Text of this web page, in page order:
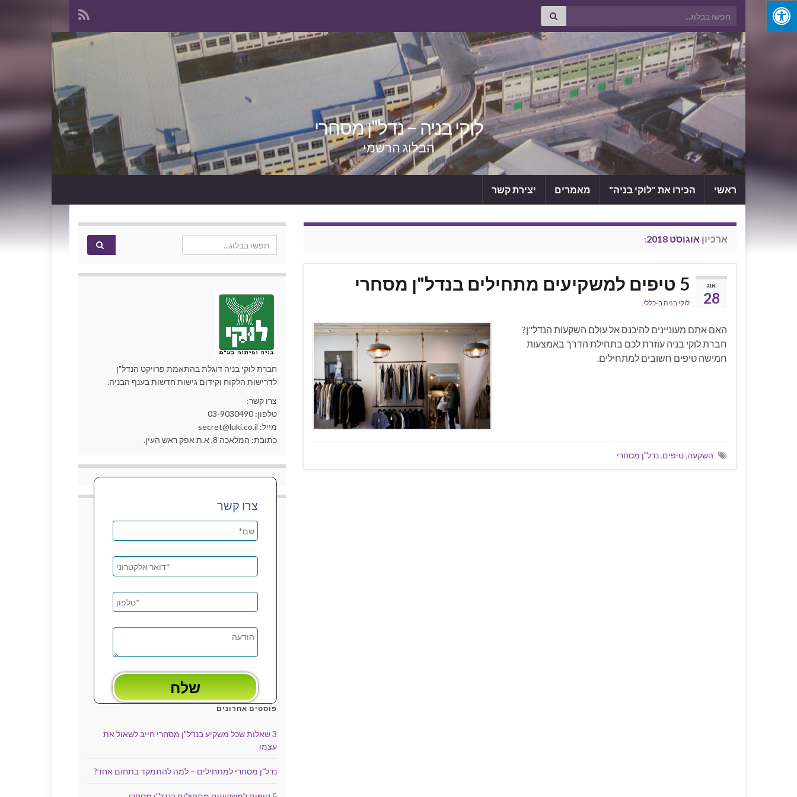
Search for:
לוקי בניה – נדל"ן מסחרי
הבלוג הרשמי
ראשי הכירו את "לוקי בניה" מאמרים יצירת קשר
ארכיון אוגוסט 2018 :
אוג
28
5 טיפים למשקיעים מתחילים בנדל"ן מסחרי
לוקי בניה ב-כללי.
האם אתם מעוניינים להיכנס אל עולם השקעות הנדל"ן?
חברת לוקי בניה עוזרת לכם בתחילת הדרך באמצעות
חמישה טיפים חשובים למתחילים.
השקעה,טיפים,נדל"ן מסחרי
Search for:
חברת לוקי בניה דוגלת בהתאמת פרויקט הנדל"ן
לדרישות הלקוח וקידום גישות חדשות בענף הבניה.
צרו קשר:
טלפון: 03-9030490
מייל: secret@luki.co.il
כתובת: המלאכה 8, א.ת אפק ראש העין.
צרו קשר
פוסטים אחרונים
3 שאלות שכל משקיע בנדל"ן מסחרי חייב לשאול את
עצמו
נדל"ן מסחרי למתחילים – למה להתמקד בתחום אחד?